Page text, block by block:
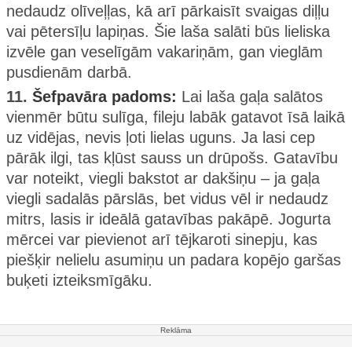
nedaudz olīveļļas, kā arī pārkaisīt svaigas diļļu
vai pētersīļu lapiņas. Šie laša salāti būs lieliska
izvēle gan veselīgām vakariņām, gan vieglām
pusdienām darbā.
11. Šefpavāra padoms: Lai laša gaļa salātos
vienmēr būtu sulīga, fileju labāk gatavot īsā laikā
uz vidējas, nevis ļoti lielas uguns. Ja lasi cep
pārāk ilgi, tas kļūst sauss un drūpošs. Gatavību
var noteikt, viegli bakstot ar dakšiņu – ja gaļa
viegli sadalās pārslās, bet vidus vēl ir nedaudz
mitrs, lasis ir ideālā gatavības pakāpē. Jogurta
mērcei var pievienot arī tējkaroti sinepju, kas
piešķir nelielu asumiņu un padara kopējo garšas
buķeti izteiksmīgāku.
Reklāma